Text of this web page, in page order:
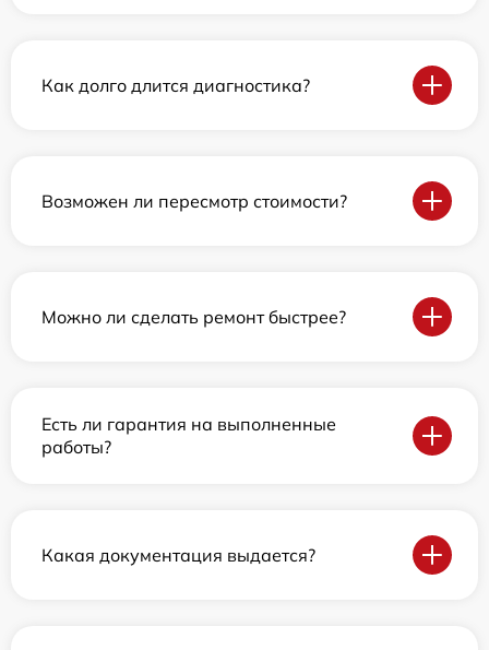
Как долго длится диагностика?
Возможен ли пересмотр стоимости?
Можно ли сделать ремонт быстрее?
Есть ли гарантия на выполненные
работы?
Какая документация выдается?